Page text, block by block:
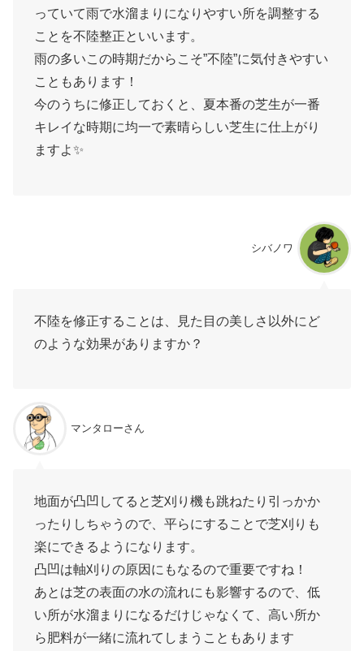
っていて雨で水溜まりになりやすい所を調整する
ことを不陸整正といいます。
雨の多いこの時期だからこそ”不陸”に気付きやすい
こともあります！
今のうちに修正しておくと、夏本番の芝生が一番
キレイな時期に均一で素晴らしい芝生に仕上がり
ますよ✨
シバノワ
不陸を修正することは、見た目の美しさ以外にど
のような効果がありますか？
マンタローさん
地面が凸凹してると芝刈り機も跳ねたり引っかか
ったりしちゃうので、平らにすることで芝刈りも
楽にできるようになります。
凸凹は軸刈りの原因にもなるので重要ですね！
あとは芝の表面の水の流れにも影響するので、低
い所が水溜まりになるだけじゃなくて、高い所か
ら肥料が一緒に流れてしまうこともあります